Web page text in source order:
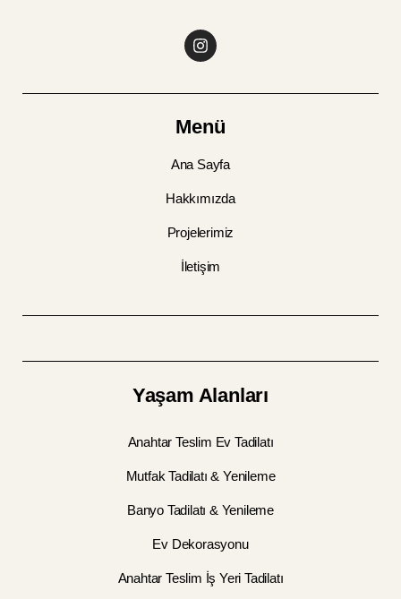
Menü
Ana Sayfa
Hakkımızda
Projelerimiz
İletişim
Yaşam Alanları
Anahtar Teslim Ev Tadilatı
Mutfak Tadilatı & Yenileme
Banyo Tadilatı & Yenileme
Ev Dekorasyonu
Anahtar Teslim İş Yeri Tadilatı